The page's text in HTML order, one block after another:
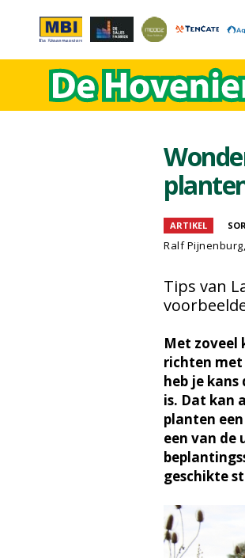
ARTIKEL
Ralf Pijnenburg
Tips van
Met zoveel
richten met
heb je
is. Dat kan
planten
een van de
geschikte